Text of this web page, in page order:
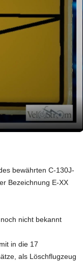
bewährten C-130J-
Bezeichnung E-XX
nicht bekannt
in die 17
als Löschflugzeug